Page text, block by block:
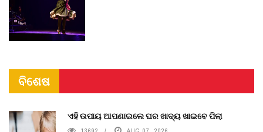
ବିଶେଷ
ଏହି ଉପାୟ ଆପଣାଇଲେ ଘର ଖାଦ୍ୟ ଖାଇବେ ପିଲା